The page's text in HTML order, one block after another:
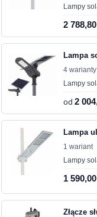
Lampy
2 788,80
Lampa
4 warianty
Lampy
od2
Lampa
1 wariant
Lampy
1 590,00
Złącze